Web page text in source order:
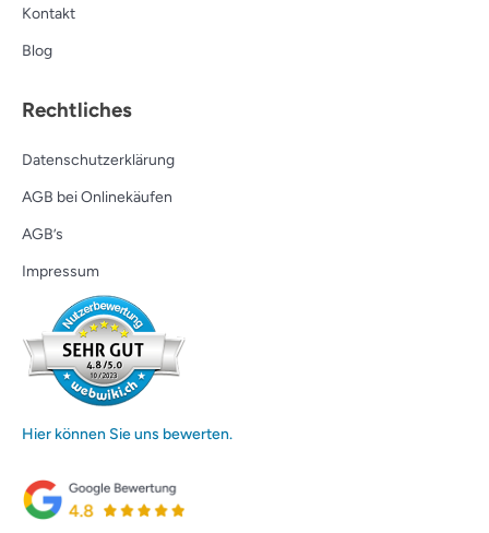
Kontakt
Blog
Rechtliches
Datenschutzerklärung
AGB bei Onlinekäufen
AGB’s
Impressum
Hier können Sie uns bewerten.